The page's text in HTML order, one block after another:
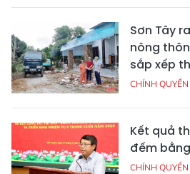
Sơn Tây
nông
sắp xếp
CHÍNH QUYỀN
Kết quả
đếm
CHÍNH QUYỀN